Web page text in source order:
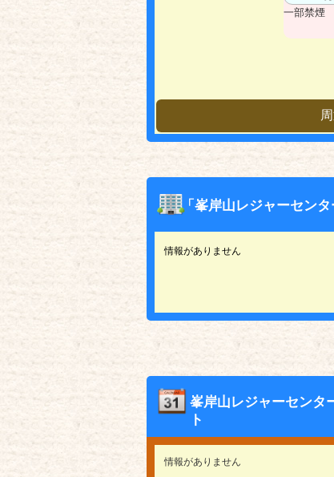
一部禁煙
「峯岸山レジャーセン
情報がありません
峯岸山レジャーセンタ
ト
情報がありません